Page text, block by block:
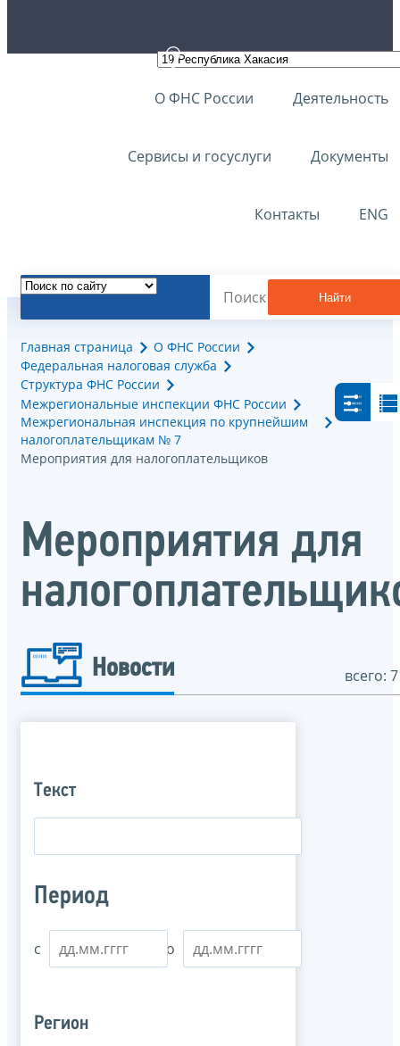
О ФНС России Деятельность
Сервисы и госуслуги Документы
Контакты ENG
Найти
Главная страница
О ФНС России
Федеральная налоговая служба
Структура ФНС России
Межрегиональные инспекции ФНС России
Межрегиональная инспекция по крупнейшим
налогоплательщикам № 7
Мероприятия для налогоплательщиков
Мероприятия для
Новости всего:
Текст
Период
с по
Регион